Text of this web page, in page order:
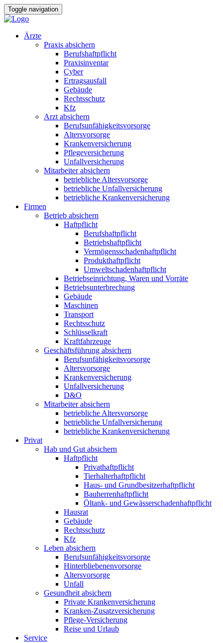
Toggle navigation
Ärzte
Praxis absichern
Berufshaftpflicht
Praxisinventar
Cyber
Ertragsausfall
Gebäude
Rechtsschutz
Kfz
Arzt absichern
Berufsunfähigkeitsvorsorge
Altersvorsorge
Krankenversicherung
Pflegeversicherung
Unfallversicherung
Mitarbeiter absichern
betriebliche Altersvorsorge
betriebliche Unfallversicherung
betriebliche Krankenversicherung
Firmen
Betrieb absichern
Haftpflicht
Berufshaftpflicht
Betriebshaftpflicht
Vermögensschadenhaftpflicht
Produkthaftpflicht
Umweltschadenhaftpflicht
Betriebseinrichtung, Waren und Vorräte
Betriebsunterbrechung
Gebäude
Maschinen
Transport
Rechtsschutz
Schlüsselkraft
Kraftfahrzeuge
Geschäftsführung absichern
Berufsunfähigkeitsvorsorge
Altersvorsorge
Krankenversicherung
Unfallversicherung
D&O
Mitarbeiter absichern
betriebliche Altersvorsorge
betriebliche Unfallversicherung
betriebliche Krankenversicherung
Privat
Hab und Gut absichern
Haftpflicht
Privathaftpflicht
Tierhalterhaftpflicht
Haus- und Grundbesitzerhaftpflicht
Bauherrenhaftpflicht
Öltank- und Gewässerschadenhaftpflicht
Hausrat
Gebäude
Rechtsschutz
Kfz
Leben absichern
Berufsunfähigkeitsvorsorge
Hinterbliebenenvorsorge
Altersvorsorge
Unfall
Gesundheit absichern
Private Krankenversicherung
Kranken-Zusatzversicherung
Pflege-Versicherung
Reise und Urlaub
Service